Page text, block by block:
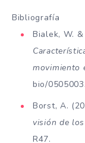
Bibliografía
Bialek, W.
movimiento
bio/0505003.
Borst, A.
visión de
R47.